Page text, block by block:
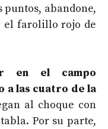
abandone,
el farolillo rojo de
en el campo
a las cuatro de la
al choque con
Por su parte,